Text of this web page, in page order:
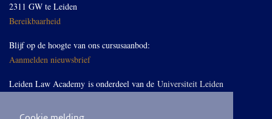
2311 GW te Leiden
Bereikbaarheid
Blijf op de hoogte van ons cursusaanbod:
Aanmelden nieuwsbrief
Leiden Law Academy is onderdeel van de Universiteit Leiden